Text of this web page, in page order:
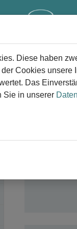
Das Portal
zum
Diese haben
Cookies
Das
Sie in unserer